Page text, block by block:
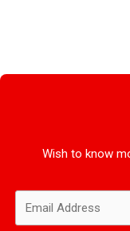
Wish to know